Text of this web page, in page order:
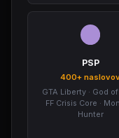
PSP
400+
GTA Liberty · God of
FF Crisis Core ·
Hunter